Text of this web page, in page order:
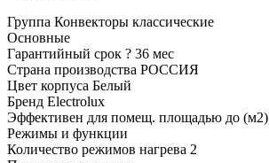
Группа Конвекторы классические
Основные
Гарантийный срок ? 36 мес
Страна производства РОССИЯ
Цвет корпуса Белый
Бренд Electrolux
Эффективен для помещ. площадью до (м2)
Режимы и функции
Количество режимов нагрева 2